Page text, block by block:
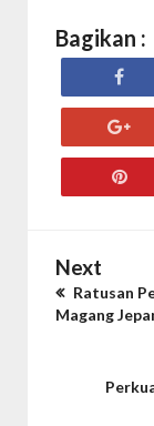
Bagikan :
Next
Ratusan
Magang